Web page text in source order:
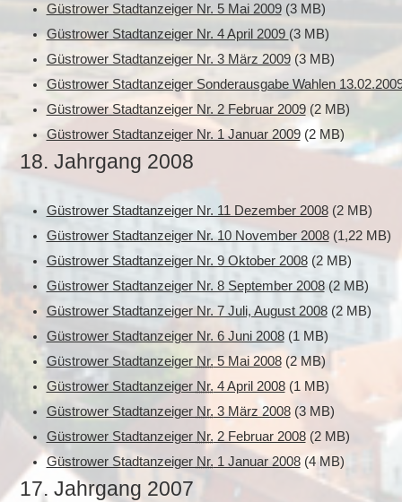
Güstrower Stadtanzeiger Nr. 5 Mai 2009(3 MB)
Güstrower Stadtanzeiger Nr. 4 April 2009 (3 MB)
Güstrower Stadtanzeiger Nr. 3 März 2009(3 MB)
Güstrower Stadtanzeiger Sonderausgabe Wahlen
Güstrower Stadtanzeiger Nr. 2 Februar 2009(2 MB)
Güstrower Stadtanzeiger Nr. 1 Januar 2009(2 MB)
18. Jahrgang 2008
Güstrower Stadtanzeiger Nr. 11 Dezember 2008(2 MB)
Güstrower Stadtanzeiger Nr. 10 November 2008(1,22 MB)
Güstrower Stadtanzeiger Nr. 9 Oktober 2008(2 MB)
Güstrower Stadtanzeiger Nr. 8 September 2008(2 MB)
Güstrower Stadtanzeiger Nr. 7 Juli, August 2008(2 MB)
Güstrower Stadtanzeiger Nr. 6 Juni 2008(1 MB)
Güstrower Stadtanzeiger Nr.5 Mai 2008(2 MB)
Güstrower Stadtanzeiger Nr. 4 April 2008(1 MB)
Güstrower Stadtanzeiger Nr. 3 März 2008(3 MB)
Güstrower Stadtanzeiger Nr. 2 Februar 2008(2 MB)
Güstrower Stadtanzeiger Nr. 1 Januar 2008(4 MB)
17. Jahrgang 2007